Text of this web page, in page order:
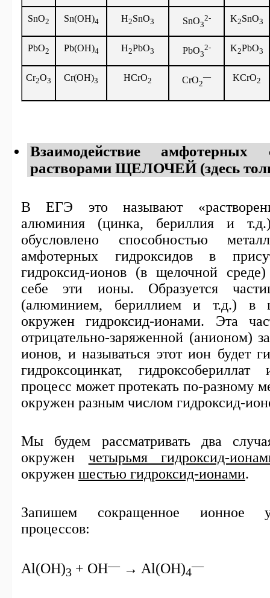
SnO2 Sn(OH)4 H2SnO3 SnO3
2- K2SnO3
PbO2 Pb(OH)4 H2PbO3 PbO3
2- K2PbO3
Cr2O3 Cr(OH)3 HCrO2 CrO2
— KCrO2
Взаимодействие амфотерных
растворами ЩЕЛОЧЕЙ (здесь
В ЕГЭ это называют
алюминия (цинка, бериллия и
обусловлено способностью
амфотерных гидроксидов в
гидроксид-ионов (в щелочной
себе эти ионы. Образуется
(алюминием, бериллием и т.д.) в
окружен гидроксид-ионами. Эта
отрицательно-заряженной (анионом)
ионов, и называться этот ион будет
гидроксоцинкат,
процесс может протекать по-разному
окружен разным числом гидроксид-
Мы будем рассматривать два
окружен четырьмя гидроксид-
окружен шестью гидроксид-ионами.
Запишем сокращенное ионное
процессов:
Al(OH)3 + OH—→ Al(OH)4
—